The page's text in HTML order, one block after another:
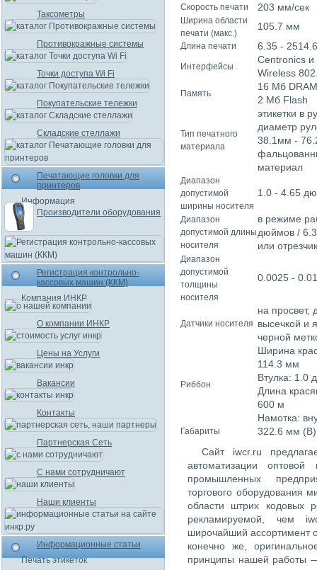
Скорость печати 203 мм/сек
Ширина области
печати (макс.)
105.7 мм
Длина печати 6.35 -
Интерфейсы
Centronics
Wireless
Память
16 Мб
2 Мб Flash
Тип печатного
материала
этикетки в
диаметр
38.1мм -
материал
Диапазон
допустимой
ширины носителя
1.0 - 4.65
Диапазон
допустимой длины
носителя
в режиме
дюймов /
или
Диапазон
допустимой
толщины
носителя
0.0025 -
Датчики носителя
на просвет,
высечкой и
черной
Риббон
Ширина
114.3 мм
Втулка: 1.0
Длина
600 м
Намотка:
Габариты
322.6 мм
Сайт iwcr.ru
автоматизации
промышленных
торгового оборудования
области штрих кодовых
рекламируемой, чем
широчайший ассортимент
конечно же,
принципы нашей работы
Таксометры
Противокражные системы
Точки доступа Wi Fi
Покупательские тележки
Складские стеллажи
Печатающие головки для
принтеров
Информация
Производители оборудования
Регистрация контрольно-
кассовых машин (ККМ)
Компания ИНКР
О компании ИНКР
Цены на Услуги
Вакансии
Контакты
Партнерская Сеть
С нами сотрудничают
Наши клиенты
Информационные статьи
Печать этикеток